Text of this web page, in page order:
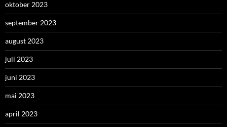
oktober 2023
september 2023
august 2023
juli 2023
juni 2023
mai 2023
april 2023